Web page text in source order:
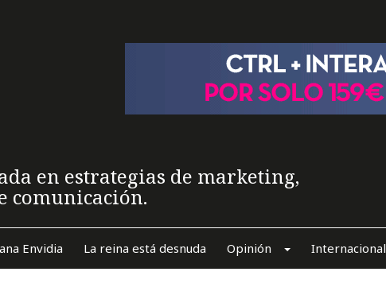
en estrategias de marketing,
comunicación.
Envidia La reina está desnuda Opinión Internacional